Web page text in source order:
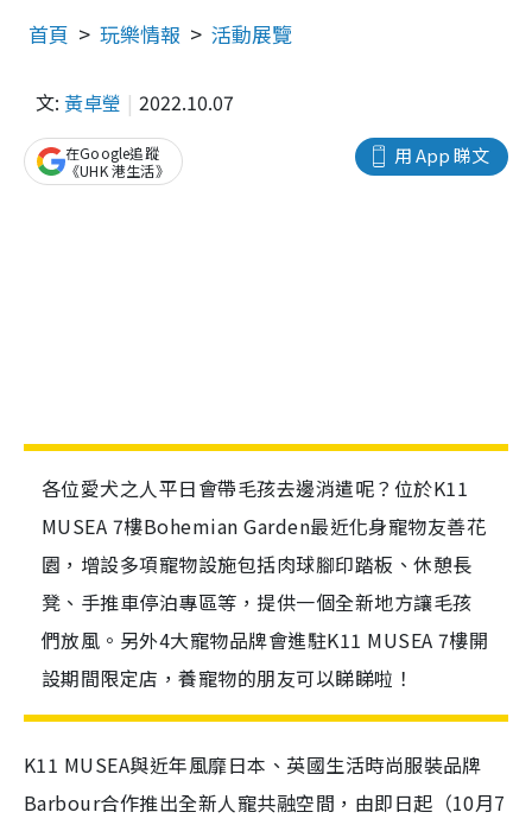
首頁 玩樂情報 活動展覽
文: 黃卓瑩 2022.10.07
用 App 睇文
在Google追蹤
《UHK 港生活》
各位愛犬之人平日會帶毛孩去邊消遣呢？位於K11
MUSEA 7樓Bohemian Garden最近化身寵物友善花
園，增設多項寵物設施包括肉球腳印踏板、休憩長
凳、手推車停泊專區等，提供一個全新地方讓毛孩
們放風。另外4大寵物品牌會進駐K11 MUSEA 7樓開
設期間限定店，養寵物的朋友可以睇睇啦！
K11 MUSEA與近年風靡日本、英國生活時尚服裝品牌
Barbour合作推出全新人寵共融空間，由即日起（10月7